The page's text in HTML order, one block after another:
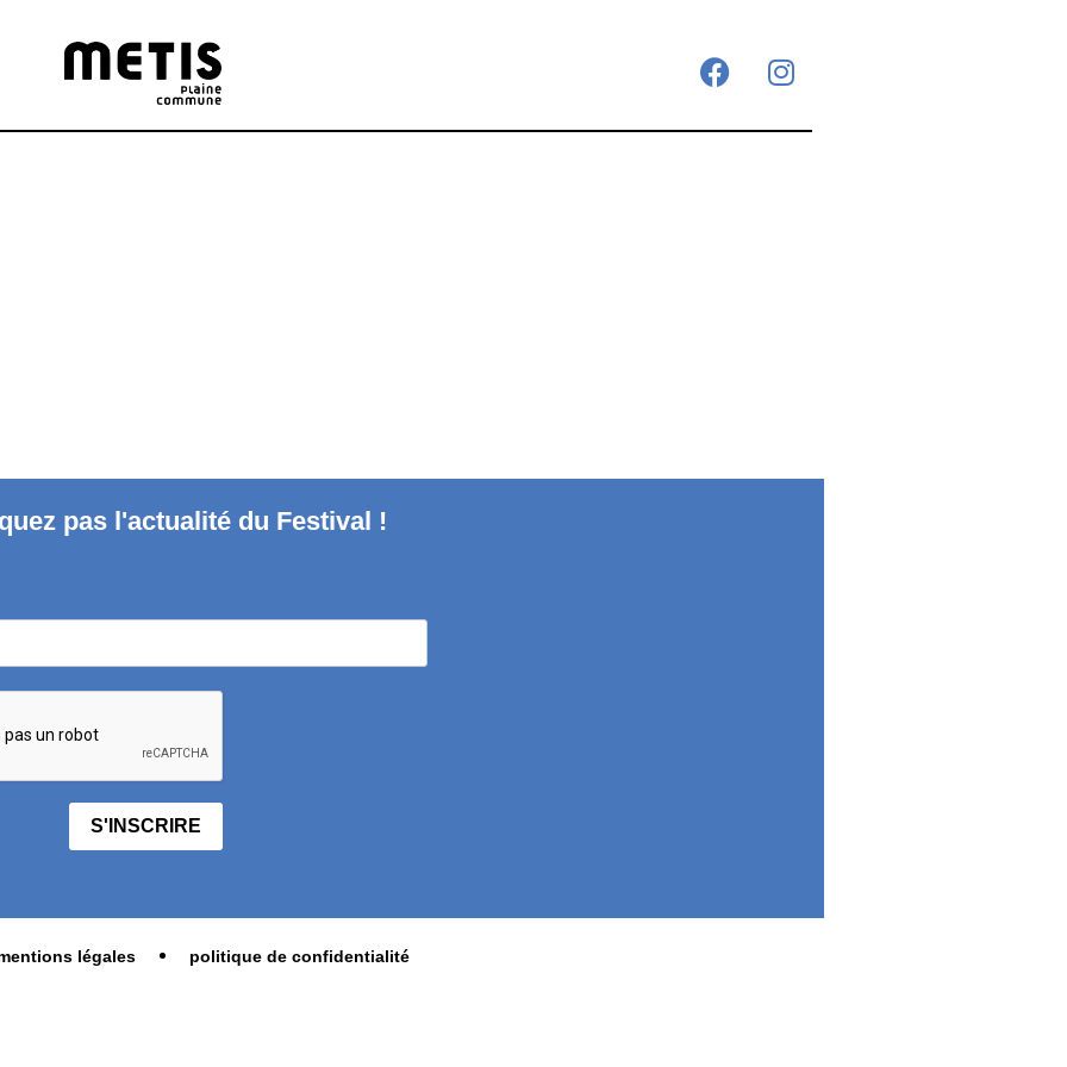
pas l'actualité du Festival !
S'INSCRIRE
légales politique de confidentialité